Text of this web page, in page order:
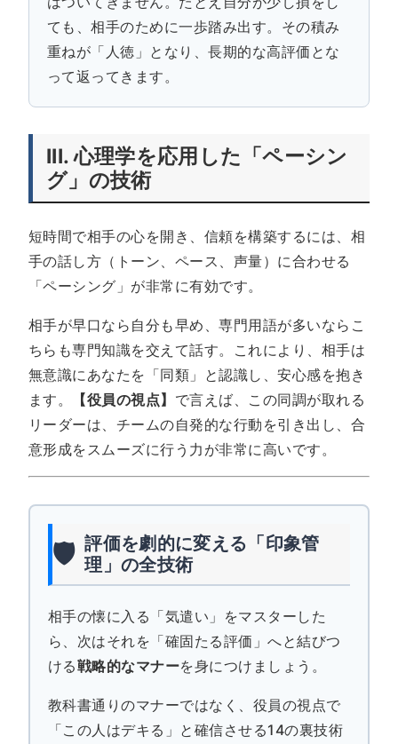
ても、相手のために一歩踏み出す。その積み
重ねが「人徳」となり、長期的な高評価とな
って返ってきます。
III. 心理学を応用した「ペーシン
グ」の技術
短時間で相手の心を開き、信頼を構築するには、相
手の話し方（トーン、ペース、声量）に合わせる
「ペーシング」が非常に有効です。
相手が早口なら自分も早め、専門用語が多いならこ
ちらも専門知識を交えて話す。これにより、相手は
無意識にあなたを「同類」と認識し、安心感を抱き
ます。
【役員の視点】 で言えば、この同調が取れる
リーダーは、チームの自発的な行動を引き出し、合
意形成をスムーズに行う力が非常に高いです。
🛡️ 評価を劇的に変える「印象管
理」の全技術
相手の懐に入る「気遣い」をマスターした
ら、次はそれを「確固たる評価」へと結びつ
ける戦略的なマナーを身につけましょう。
教科書通りのマナーではなく、役員の視点で
「この人はデキる」と確信させる14の裏技術